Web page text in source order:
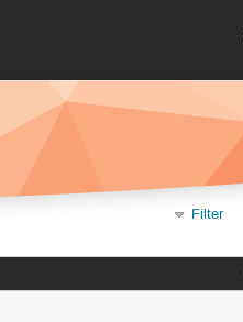
Filter